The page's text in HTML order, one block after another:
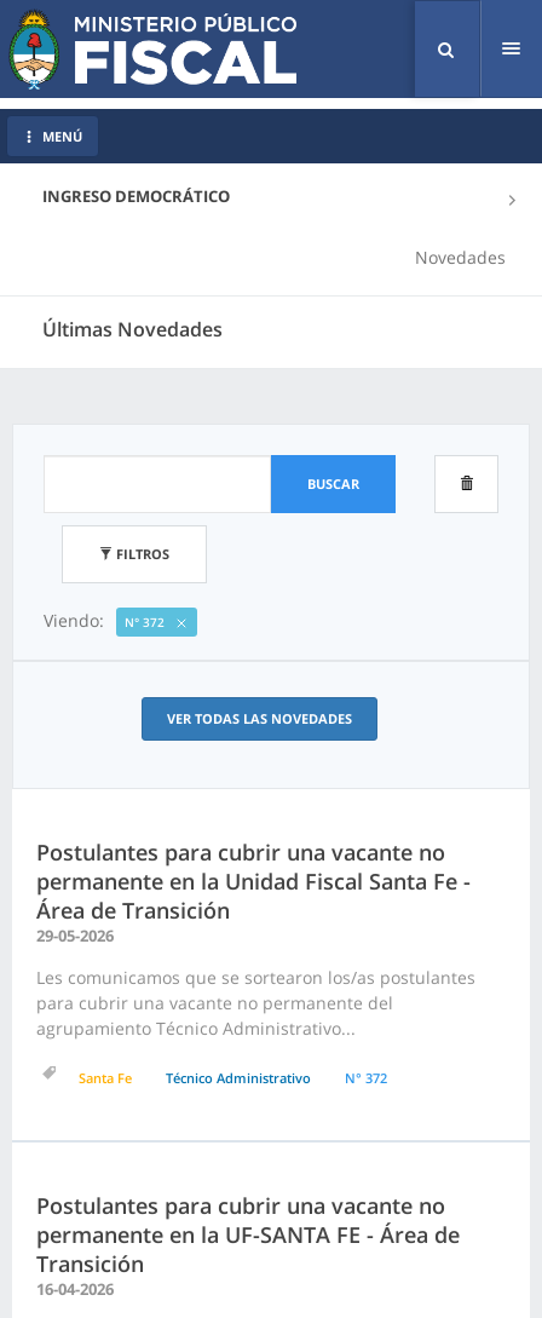
INGRESO DEMOCRÁTICO
Novedades
Últimas Novedades
MENÚ
BUSCAR
FILTROS
Viendo: N° 372
VER TODAS LAS NOVEDADES
Postulantes para cubrir una vacante no
permanente en la Unidad Fiscal Santa Fe -
Área de Transición
29-05-2026
Les comunicamos que se sortearon los/as postulantes
para cubrir una vacante no permanente del
agrupamiento Técnico Administrativo...
Santa Fe Técnico Administrativo N° 372
Postulantes para cubrir una vacante no
permanente en la UF-SANTA FE - Área de
Transición
16-04-2026